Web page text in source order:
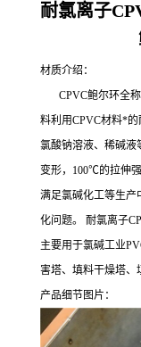
耐氯离子
材质介绍：
CPVC鲍尔环全称
料利用CPVC材料*
氯酸钠溶液、稀碱液
变形，100℃的拉伸
满足氯碱化工等生产
化问题。 耐氯离子
主要用于氯碱工业
害塔、填料干燥塔、
产品细节图片：